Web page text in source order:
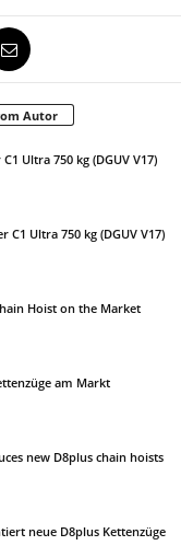
Autor
Ultra 750 kg (DGUV V17)
C1 Ultra 750 kg (DGUV V17)
Hoist on the Market
am Markt
new D8plus chain hoists
neue D8plus Kettenzüge